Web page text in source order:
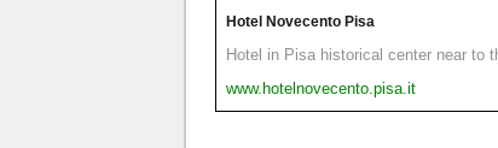
Hotel Novecento Pisa
Hotel in Pisa historical center near to
www.hotelnovecento.pisa.it